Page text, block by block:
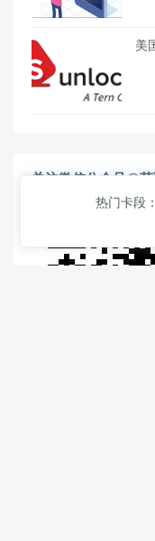
美
关注微信公众号@
热门卡段